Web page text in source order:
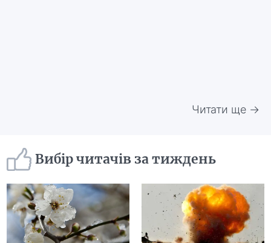
Читати ще →
Вибір читачів за тиждень